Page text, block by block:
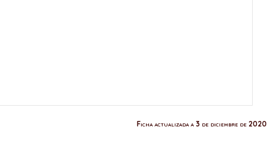
Ficha actualizada a 3 de diciembre de 2020